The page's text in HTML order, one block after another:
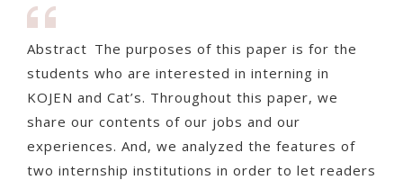
Abstract The purposes of this paper is for the
students who are interested in interning in
KOJEN and Cat’s. Throughout this paper, we
share our contents of our jobs and our
experiences. And, we analyzed the features of
two internship institutions in order to let readers